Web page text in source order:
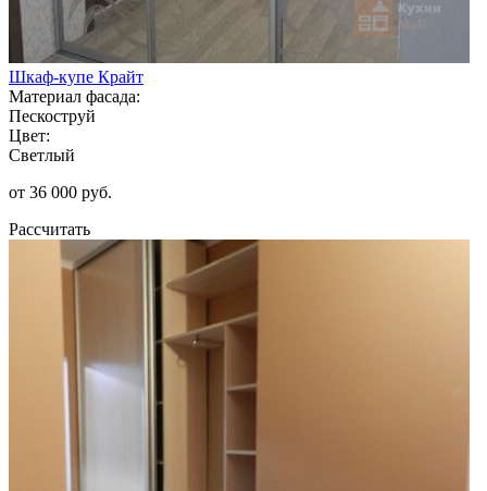
Шкаф-купе Крайт
Материал фасада:
Пескоструй
Цвет:
Светлый
от 36 000 руб.
Рассчитать